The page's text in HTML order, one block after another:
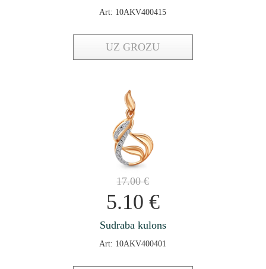
Art: 10AKV400415
UZ GROZU
17.00€
5.10 €
Sudraba kulons
Art: 10AKV400401